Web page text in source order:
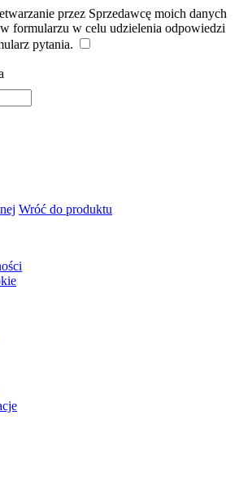
przez Sprzedawcę moich danych
formularzu w celu udzielenia odpowiedzi
pytania.
Wróć do produktu